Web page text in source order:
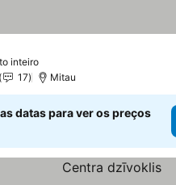
inteiro
preços
17 Mitau
datas para ver os preços